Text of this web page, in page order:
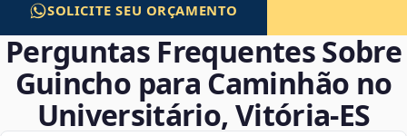
SOLICITE SEU ORÇAMENTO
Perguntas Frequentes Sobre
Guincho para Caminhão no
Universitário, Vitória‑ES